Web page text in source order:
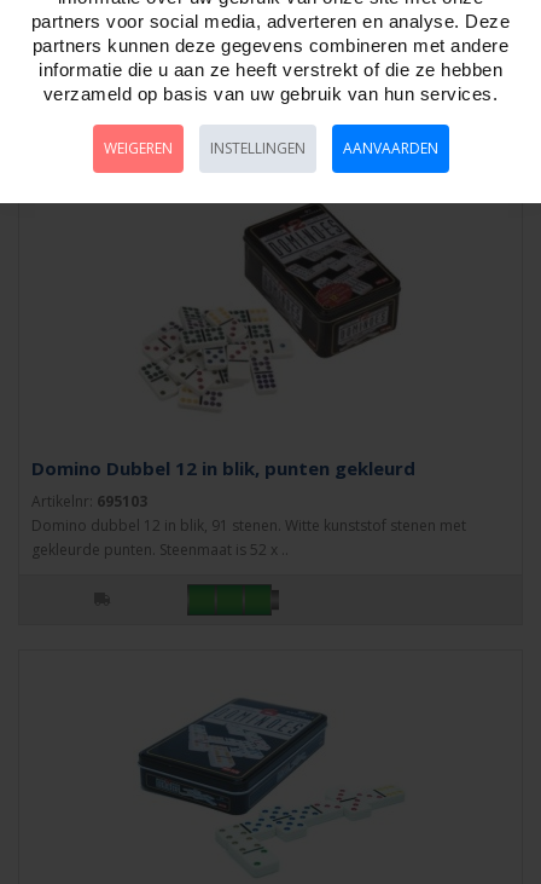
Artikelnr:731855
Dobbelstenen Set zwart marmer / parelmoer.Kunststof, D4 / D6 / D8 /
D10 / D10-00 / D12 / D20. Verpak..
Domino Dubbel 12 in blik, punten gekleurd
Artikelnr: 695103
Domino dubbel 12 in blik, 91 stenen. Witte kunststof stenen met
gekleurde punten. Steenmaat is 52 x ..
partners voor social media, adverteren en analyse. Deze
partners kunnen deze gegevens combineren met andere
informatie die u aan ze heeft verstrekt of die ze hebben
verzameld op basis van uw gebruik van hun services.
WEIGEREN INSTELLINGEN AANVAARDEN